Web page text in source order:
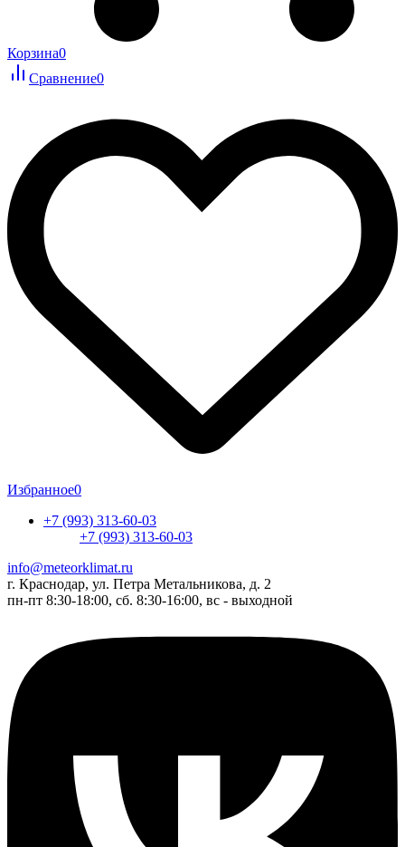
Корзина0
Сравнение0
Избранное0
+7 (993) 313-60-03
+7 (993) 313-60-03
info@meteorklimat.ru
г. Краснодар, ул. Петра Метальникова, д. 2
пн-пт 8:30-18:00, сб. 8:30-16:00, вс - выходной